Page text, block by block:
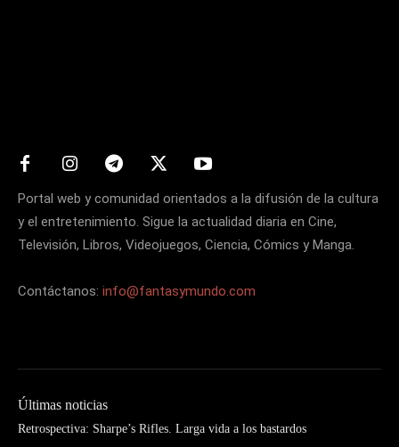
Portal web y comunidad orientados a la difusión de la cultura
y el entretenimiento. Sigue la actualidad diaria en Cine,
Televisión, Libros, Videojuegos, Ciencia, Cómics y Manga.
Contáctanos: info@fantasymundo.com
Últimas noticias
Retrospectiva: Sharpe’s Rifles. Larga vida a los bastardos